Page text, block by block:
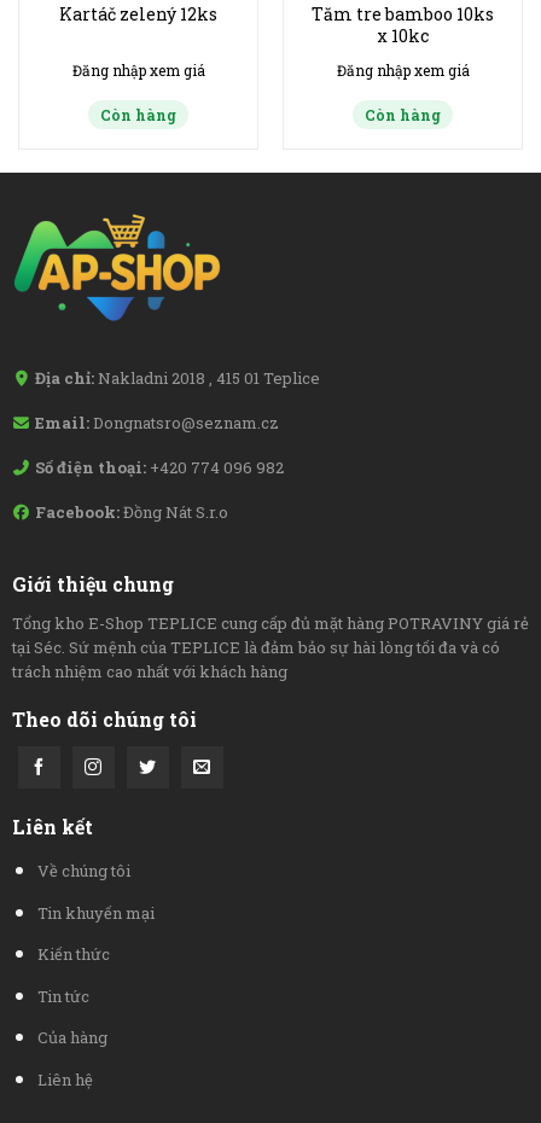
Kartáč zelený 12ks
Đăng nhập xem giá
Còn hàng
Tăm tre bamboo 10ks
x 10kc
Đăng nhập xem giá
Còn hàng
Địa chỉ: Nakladni 2018 , 415 01 Teplice
Email:Dongnatsro@seznam.cz
Số điện thoại: +420 774 096 982
Facebook:Đồng Nát S.r.o
Giới thiệu chung
Tổng kho E-Shop TEPLICE cung cấp đủ mặt hàng POTRAVINY giá rẻ
tại Séc. Sứ mệnh của TEPLICE là đảm bảo sự hài lòng tối đa và có
trách nhiệm cao nhất với khách hàng
Theo dõi chúng tôi
Liên kết
Về chúng tôi
Tin khuyến mại
Kiến thức
Tin tức
Của hàng
Liên hệ